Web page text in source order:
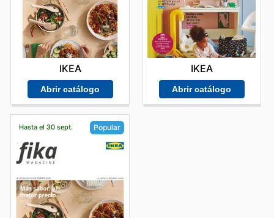
IKEA
Abrir catálogo
IKEA
Abrir catálogo
Hasta el 30 sept. Popular